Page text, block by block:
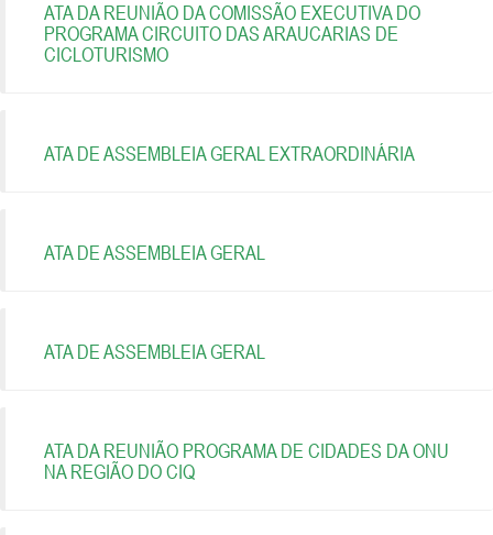
ATA DA REUNIÃO DA COMISSÃO EXECUTIVA DO
PROGRAMA CIRCUITO DAS ARAUCARIAS DE
CICLOTURISMO
ATA DE ASSEMBLEIA GERAL EXTRAORDINÁRIA
ATA DE ASSEMBLEIA GERAL
ATA DE ASSEMBLEIA GERAL
ATA DA REUNIÃO PROGRAMA DE CIDADES DA ONU
NA REGIÃO DO CIQ